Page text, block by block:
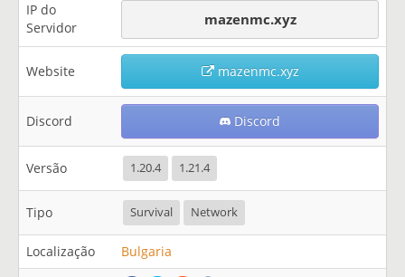
IP do
Servidor
mazenmc.xyz
Website mazenmc.xyz
Discord Discord
Versão 1.20.4 1.21.4
Tipo Survival Network
Localização Bulgaria